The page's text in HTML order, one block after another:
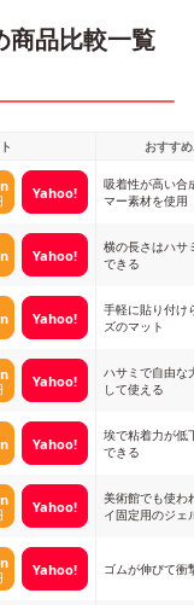
商品比較一覧
おすす
Yahoo!
吸着性が高い合
マー素材を使用
Yahoo!
横の長さはハサ
できる
Yahoo!
手軽に貼り付け
ズのマット
Yahoo!
ハサミで自由な
して使える
Yahoo!
埃で粘着力が低
できる
Yahoo!
美術館でも使わ
イ固定用のジェ
Yahoo! ゴムが伸びて衝